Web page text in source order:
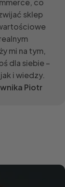
sklep
mi na tym,
dla siebie –
i wiedzy.
Piotr